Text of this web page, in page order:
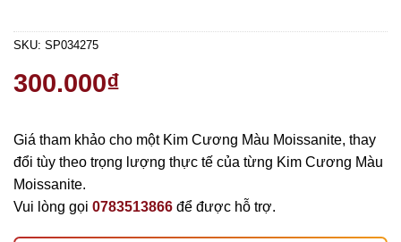
SKU: SP034275
300.000₫
Giá tham khảo cho một Kim Cương Màu Moissanite, thay
đổi tùy theo trọng lượng thực tế của từng Kim Cương Màu
Moissanite.
Vui lòng gọi 0783513866 để được hỗ trợ.